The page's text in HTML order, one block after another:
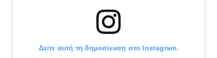
Δείτε αυτή τη δημοσίευση στο Instagram.